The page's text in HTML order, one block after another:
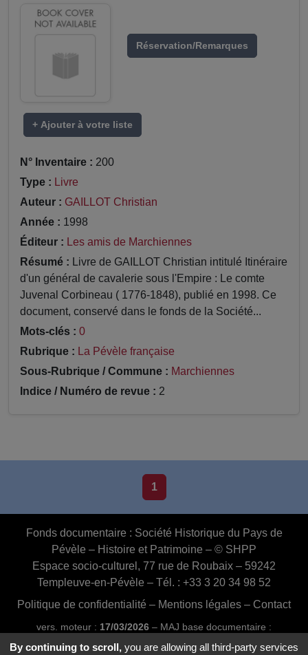
Réservation/Remarques
+ Ajouter à votre liste
N° Inventaire : 200
Type : Livre
Auteur : GAILLOT Christian
Année : 1998
Éditeur : Les amis de Marchiennes
Résumé : Livre de GAILLOT Christian intitulé Itinéraire
d'un général de cavalerie sous l'Empire : Le comte
Juvenal Corbineau ( 1776-1848), publié en 1998. Ce
document, conservé dans le fonds de la Société...
Mots-clés : 0
Rubrique : La Pévèle française
Sous-Rubrique / Commune : Marchiennes
Indice / Numéro de revue : 2
1
Fonds documentaire : Société Historique du Pays de
Pévèle – Histoire et Patrimoine – © SHPP
Espace socio-culturel, 77 rue de Roubaix – 59242
Templeuve-en-Pévèle – Tél. : +33 3 20 34 98 52
Politique de confidentialité – Mentions légales – Contact
vers. moteur : 17/03/2026 – MAJ base documentaire :
03/07/2026 16:46:24
By continuing to scroll, you are allowing all third-party services